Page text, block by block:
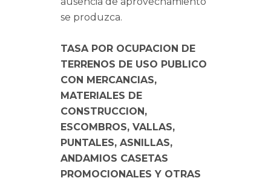
se produzca.
TASA POR OCUPACION DE
TERRENOS DE USO PUBLICO
CON MERCANCIAS,
MATERIALES DE
CONSTRUCCION,
ESCOMBROS, VALLAS,
PUNTALES, ASNILLAS,
ANDAMIOS CASETAS
PROMOCIONALES Y OTRAS